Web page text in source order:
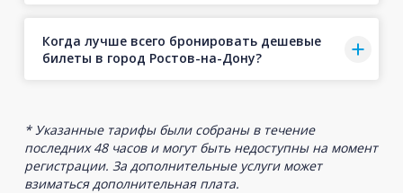
Когда лучше всего бронировать дешевые
билеты в город Ростов-на-Дону?
* Указанные тарифы были собраны в течение
последних 48 часов и могут быть недоступны на момент
регистрации. За дополнительные услуги может
взиматься дополнительная плата.